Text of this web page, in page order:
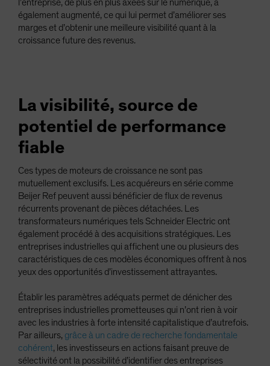
l’entreprise, de plus en plus axées sur le numérique, a
également augmenté, ce qui lui permet d’améliorer ses
marges et d’obtenir une meilleure visibilité quant à la
croissance future des revenus.
La visibilité, source de
potentiel de performance
fiable
Ces types de moteurs de croissance ne sont pas
mutuellement exclusifs. Les acquéreurs en série comme
Beijer Ref peuvent aussi bénéficier de flux de revenus
récurrents provenant de pièces détachées. Les
transformateurs numériques tels Schneider Electric ont
également procédé à des acquisitions stratégiques. Les
entreprises industrielles qui affichent une ou plusieurs des
caractéristiques de ces modèles économiques offrent à nos
yeux des opportunités d’investissement attrayantes.
Établir les paramètres adéquats permet de dénicher des
entreprises industrielles prometteuses qui n’ont rien à voir
avec les industries à forte intensité capitalistique d’autrefois.
Par ailleurs, grâce à un cadre de recherche fondamentale
cohérent, les investisseurs en actions faisant preuve de
sélectivité ont la possibilité d’identifier des entreprises